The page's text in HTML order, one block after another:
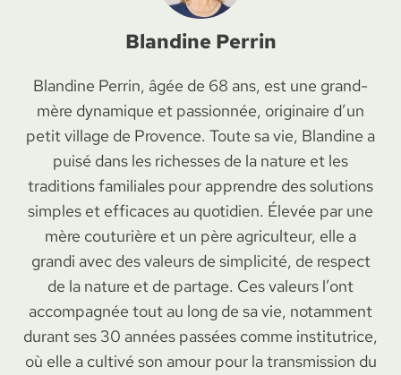
Blandine Perrin
Blandine Perrin, âgée de 68 ans, est une grand-
mère dynamique et passionnée, originaire d’un
petit village de Provence. Toute sa vie, Blandine a
puisé dans les richesses de la nature et les
traditions familiales pour apprendre des solutions
simples et efficaces au quotidien. Élevée par une
mère couturière et un père agriculteur, elle a
grandi avec des valeurs de simplicité, de respect
de la nature et de partage. Ces valeurs l’ont
accompagnée tout au long de sa vie, notamment
durant ses 30 années passées comme institutrice,
où elle a cultivé son amour pour la transmission du